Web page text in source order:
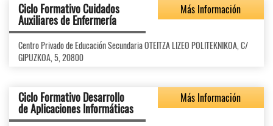
Ciclo Formativo Cuidados
Auxiliares de Enfermería
Más Información
Centro Privado de Educación Secundaria OTEITZA LIZEO POLITEKNIKOA, C/
GIPUZKOA, 5, 20800
Ciclo Formativo Desarrollo
de Aplicaciones Informáticas
Más Información